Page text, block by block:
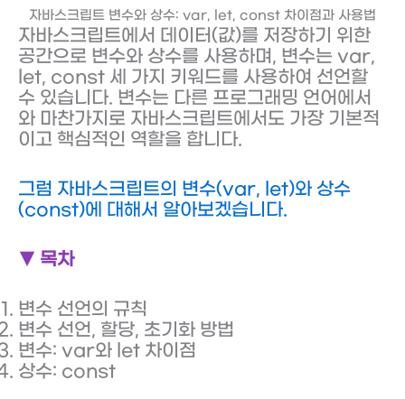
자바스크립트 변수와 상수: var, let, const 차이점과 사용법
자바스크립트에서 데이터(값)를 저장하기 위한
공간으로 변수와 상수를 사용하며, 변수는 var,
let, const 세 가지 키워드를 사용하여 선언할
수 있습니다. 변수는 다른 프로그래밍 언어에서
와 마찬가지로 자바스크립트에서도 가장 기본적
이고 핵심적인 역할을 합니다.
그럼 자바스크립트의 변수(var, let)와 상수
(const)에 대해서 알아보겠습니다.
▼ 목차
변수 선언의 규칙
변수 선언, 할당, 초기화 방법
변수: var와 let 차이점
상수: const